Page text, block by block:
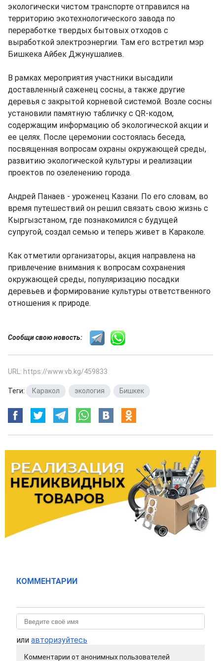
экологически чистом транспорте отправился на
территорию экотехнологического завода по
переработке твердых бытовых отходов с
выработкой электроэнергии. Там его встретил мэр
Бишкека Айбек Джунушалиев.
В рамках мероприятия участники высадили
доставленный саженец сосны, а также другие
деревья с закрытой корневой системой. Возле сосны
установили памятную табличку с QR-кодом,
содержащим информацию об экологической акции и
ее целях. После церемонии состоялась беседа,
посвященная вопросам охраны окружающей среды,
развитию экологической культуры и реализации
проектов по озеленению города.
Андрей Панаев - уроженец Казани. По его словам, во
время путешествий он решил связать свою жизнь с
Кыргызстаном, где познакомился с будущей
супругой, создал семью и теперь живет в Караколе.
Как отметили организаторы, акция направлена на
привлечение внимания к вопросам сохранения
окружающей среды, популяризацию посадки
деревьев и формирование культуры ответственного
отношения к природе.
Сообщи свою новость:
URL: https://www.vb.kg/459833
Теги: Каракол экология Бишкек
КОММЕНТАРИИ
или авторизуйтесь
Комментарии от анонимных пользователей